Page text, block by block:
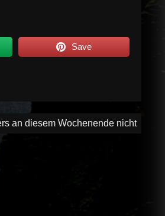
Save
an diesem Wochenende nicht